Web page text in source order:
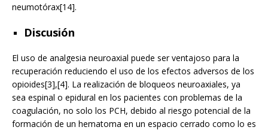
neumotórax[14].
Discusión
El uso de analgesia neuroaxial puede ser ventajoso para la
recuperación reduciendo el uso de los efectos adversos de los
opioides[3],[4]. La realización de bloqueos neuroaxiales, ya
sea espinal o epidural en los pacientes con problemas de la
coagulación, no solo los PCH, debido al riesgo potencial de la
formación de un hematoma en un espacio cerrado como lo es